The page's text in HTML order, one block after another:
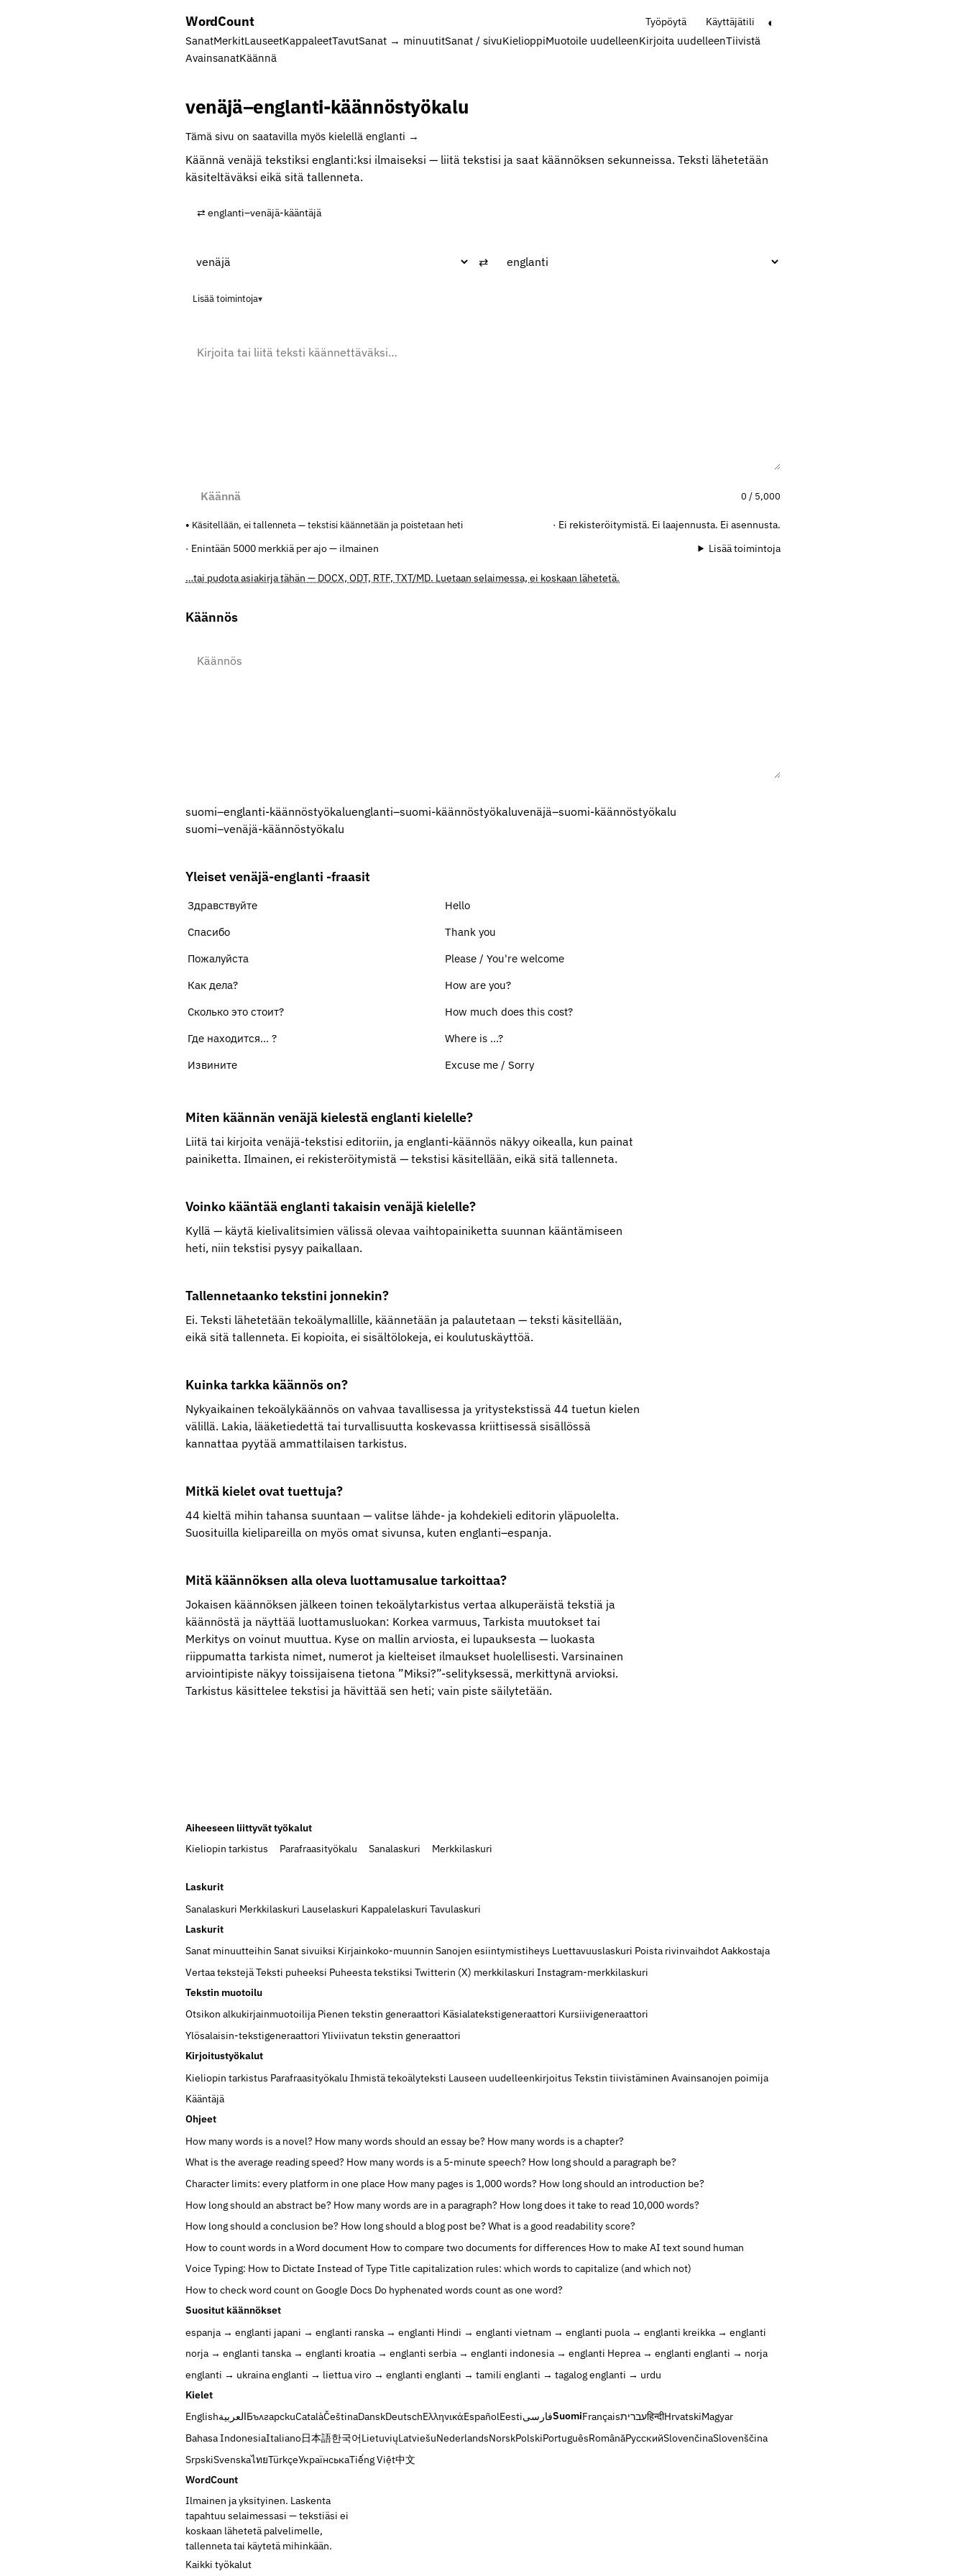
WordCount Työpöytä Käyttäjätili ◐
SanatMerkitLauseetKappaleetTavutSanat → minuutitSanat / sivuKielioppiMuotoile uudelleenKirjoita uudelleenTiivistä
AvainsanatKäännä
venäjä–englanti-käännöstyökalu
Tämä sivu on saatavilla myös kielellä englanti →
Käännä venäjä tekstiksi englanti:ksi ilmaiseksi — liitä tekstisi ja saat käännöksen sekunneissa. Teksti lähetetään
käsiteltäväksi eikä sitä tallenneta.
⇄ englanti–venäjä-kääntäjä
⇄
Lisää toimintoja
Käännä 0 / 5,000
Käsitellään, ei tallenneta — tekstisi käännetään ja poistetaan heti
· Ei rekisteröitymistä. Ei laajennusta. Ei asennusta.
· Enintään 5000 merkkiä per ajo — ilmainen
Lisää toimintoja
…tai pudota asiakirja tähän — DOCX, ODT, RTF, TXT/MD. Luetaan selaimessa, ei koskaan lähetetä.
Käännös
suomi–englanti-käännöstyökaluenglanti–suomi-käännöstyökaluvenäjä–suomi-käännöstyökalu
suomi–venäjä-käännöstyökalu
Yleiset venäjä-englanti -fraasit
Здравствуйте
Hello
Спасибо
Thank you
Пожалуйста
Please / You're welcome
Как дела?
How are you?
Сколько это стоит?
How much does this cost?
Где находится... ?
Where is ...?
Извините
Excuse me / Sorry
Miten käännän venäjä kielestä englanti kielelle?
Liitä tai kirjoita venäjä-tekstisi editoriin, ja englanti-käännös näkyy oikealla, kun painat
painiketta. Ilmainen, ei rekisteröitymistä — tekstisi käsitellään, eikä sitä tallenneta.
Voinko kääntää englanti takaisin venäjä kielelle?
Kyllä — käytä kielivalitsimien välissä olevaa vaihtopainiketta suunnan kääntämiseen
heti, niin tekstisi pysyy paikallaan.
Tallennetaanko tekstini jonnekin?
Ei. Teksti lähetetään tekoälymallille, käännetään ja palautetaan — teksti käsitellään,
eikä sitä tallenneta. Ei kopioita, ei sisältölokeja, ei koulutuskäyttöä.
Kuinka tarkka käännös on?
Nykyaikainen tekoälykäännös on vahvaa tavallisessa ja yritystekstissä 44 tuetun kielen
välillä. Lakia, lääketiedettä tai turvallisuutta koskevassa kriittisessä sisällössä
kannattaa pyytää ammattilaisen tarkistus.
Mitkä kielet ovat tuettuja?
44 kieltä mihin tahansa suuntaan — valitse lähde- ja kohdekieli editorin yläpuolelta.
Suosituilla kielipareilla on myös omat sivunsa, kuten englanti–espanja.
Mitä käännöksen alla oleva luottamusalue tarkoittaa?
Jokaisen käännöksen jälkeen toinen tekoälytarkistus vertaa alkuperäistä tekstiä ja
käännöstä ja näyttää luottamusluokan: Korkea varmuus, Tarkista muutokset tai
Merkitys on voinut muuttua. Kyse on mallin arviosta, ei lupauksesta — luokasta
riippumatta tarkista nimet, numerot ja kielteiset ilmaukset huolellisesti. Varsinainen
arviointipiste näkyy toissijaisena tietona ”Miksi?”-selityksessä, merkittynä arvioksi.
Tarkistus käsittelee tekstisi ja hävittää sen heti; vain piste säilytetään.
Aiheeseen liittyvät työkalut
Kieliopin tarkistus
Parafraasityökalu Sanalaskuri Merkkilaskuri
Laskurit
Sanalaskuri Merkkilaskuri Lauselaskuri Kappalelaskuri Tavulaskuri
Laskurit
Sanat minuutteihin Sanat sivuiksi Kirjainkoko-muunnin Sanojen esiintymistiheys Luettavuuslaskuri Poista rivinvaihdotAakkostaja
Vertaa tekstejäTeksti puheeksi Puheesta tekstiksi Twitterin (X) merkkilaskuri Instagram-merkkilaskuri
Tekstin muotoilu
Otsikon alkukirjainmuotoilija Pienen tekstin generaattori Käsialatekstigeneraattori Kursiivigeneraattori
Ylösalaisin-tekstigeneraattori Yliviivatun tekstin generaattori
Kirjoitustyökalut
Kieliopin tarkistus Parafraasityökalu Ihmistä tekoälyteksti Lauseen uudelleenkirjoitus Tekstin tiivistäminen Avainsanojen poimija
Kääntäjä
Ohjeet
How many words is a novel? How many words should an essay be? How many words is a chapter?
What is the average reading speed? How many words is a 5-minute speech? How long should a paragraph be?
Character limits: every platform in one place How many pages is 1,000 words? How long should an introduction be?
How long should an abstract be? How many words are in a paragraph? How long does it take to read 10,000 words?
How long should a conclusion be? How long should a blog post be?What is a good readability score?
How to count words in a Word document How to compare two documents for differences How to make AI text sound human
Voice Typing: How to Dictate Instead of Type Title capitalization rules: which words to capitalize (and which not)
How to check word count on Google Docs Do hyphenated words count as one word?
Suositut käännökset
espanja → englanti japani → englanti ranska → englanti Hindi → englanti vietnam → englanti puola → englanti kreikka → englanti
norja → englanti tanska → englanti kroatia → englanti serbia → englanti indonesia → englanti Heprea → englanti englanti → norja
englanti → ukrainaenglanti → liettuaviro → englanti englanti → tamili englanti → tagalogenglanti → urdu
Kielet
EnglishالعربيةБългарскиCatalàČeštinaDanskDeutschΕλληνικάEspañolEestiفارسیSuomiFrançaisעבריתहिन्दीHrvatskiMagyar
Bahasa IndonesiaItaliano日本語한국어LietuviųLatviešuNederlandsNorskPolskiPortuguêsRomânăРусскийSlovenčinaSlovenščina
SrpskiSvenskaไทยTürkçeУкраїнськаTiếng Việt中文
WordCount
Ilmainen ja yksityinen. Laskenta
tapahtuu selaimessasi — tekstiäsi ei
koskaan lähetetä palvelimelle,
tallenneta tai käytetä mihinkään.
Kaikki työkalut